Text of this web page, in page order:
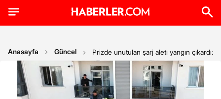
Anasayfa Güncel Prizde unutulan şarj aleti yangın çıkardı: